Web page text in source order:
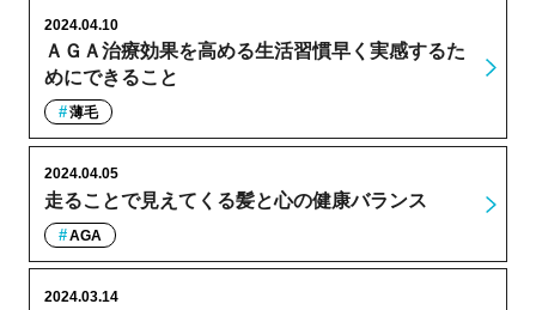
ＡＧＡ治療効果を高める生活習慣早く実感するた
めにできること
2024.04.10
薄毛
走ることで見えてくる髪と心の健康バランス
2024.04.05
AGA
2024.03.14